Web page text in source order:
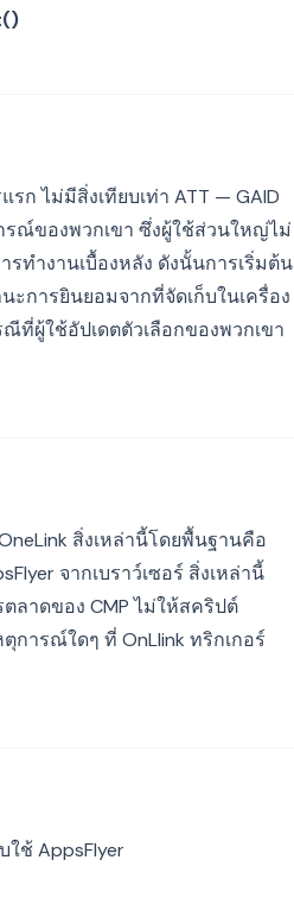
ก ไม่มีสิ่งเทียบเท่า ATT — GAID
ณ์ของพวกเขา ซึ่งผู้ใช้ส่วนใหญ่ไม่
ทำงานเบื้องหลัง ดังนั้นการเริ่มต้น
ะการยินยอมจากที่จัดเก็บในเครื่อง
ที่ผู้ใช้อัปเดตตัวเลือกของพวกเขา
สิ่งเหล่านี้โดยพื้นฐานคือ
จากเบราว์เซอร์ สิ่งเหล่านี้
ลาดของ CMP ไม่ให้สคริปต์
การณ์ใดๆ ที่ OnLlink ทริกเกอร์
ช้ AppsFlyer